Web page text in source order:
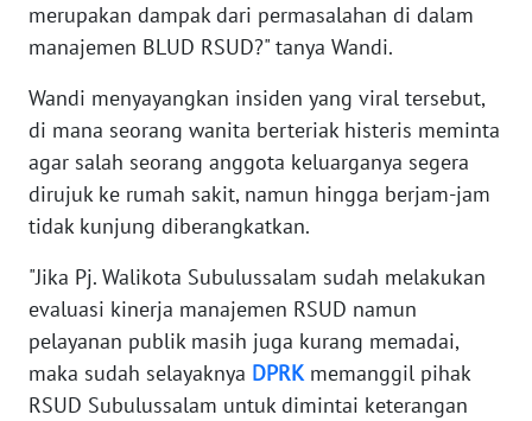
merupakan dampak dari permasalahan di dalam
manajemen BLUD RSUD?" tanya Wandi.
Wandi menyayangkan insiden yang viral tersebut,
di mana seorang wanita berteriak histeris meminta
agar salah seorang anggota keluarganya segera
dirujuk ke rumah sakit, namun hingga berjam-jam
tidak kunjung diberangkatkan.
"Jika Pj. Walikota Subulussalam sudah melakukan
evaluasi kinerja manajemen RSUD namun
pelayanan publik masih juga kurang memadai,
maka sudah selayaknya DPRKmemanggil pihak
RSUD Subulussalam untuk dimintai keterangan
JABAR
WN
WN
NTT
WN
KEPRI
WN
PAPUA